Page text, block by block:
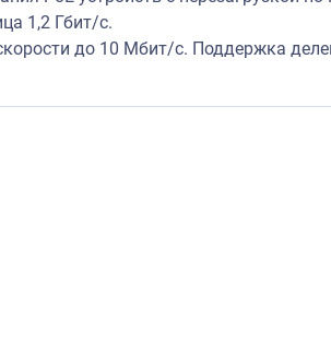
1,2 Гбит/с.
до 10 Мбит/с. Поддержка